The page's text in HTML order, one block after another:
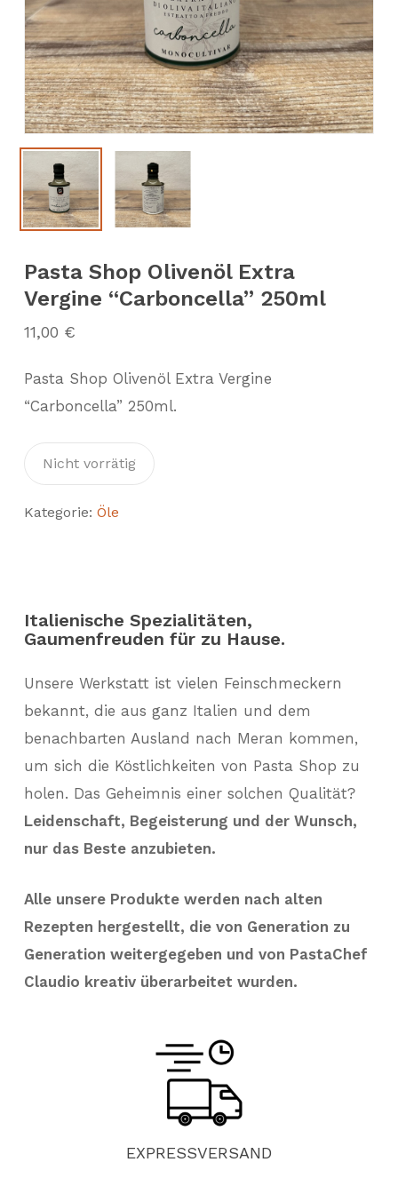
Pasta Shop Olivenöl Extra
Vergine “Carboncella” 250ml
11,00 €
Pasta Shop Olivenöl Extra Vergine
“Carboncella” 250ml.
Nicht vorrätig
Kategorie: Öle
Italienische Spezialitäten,
Gaumenfreuden für zu Hause.
Unsere Werkstatt ist vielen Feinschmeckern
bekannt, die aus ganz Italien und dem
benachbarten Ausland nach Meran kommen,
um sich die Köstlichkeiten von Pasta Shop zu
holen. Das Geheimnis einer solchen Qualität?
Leidenschaft, Begeisterung und der Wunsch,
nur das Beste anzubieten.
Alle unsere Produkte werden nach alten
Rezepten hergestellt, die von Generation zu
Generation weitergegeben und von PastaChef
Claudio kreativ überarbeitet wurden.
EXPRESSVERSAND